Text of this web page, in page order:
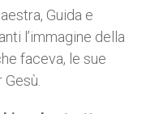
Guida e
l’immagine della
faceva, le sue